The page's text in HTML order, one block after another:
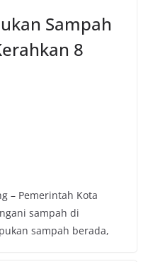
Sampah
8
– Pemerintah Kota
sampah di
sampah berada,